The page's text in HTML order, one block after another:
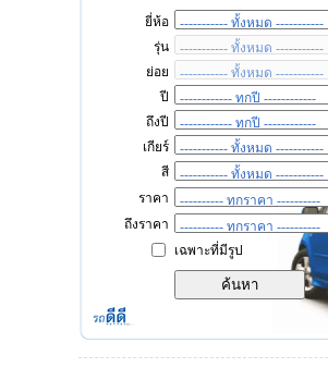
ยี่ห้อ
รุ่น
ย่อย
ปี
ถึงปี
เกียร์
สี
ราคา
ถึงราคา
เฉพาะที่มีรูป